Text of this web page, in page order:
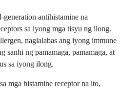
antihistamine na
sa iyong mga tisyu ng ilong.
naglalabas ang iyong immune
sanhi ng pamamaga, pamamaga, at
sa iyong ilong.
mga histamine receptor na ito,